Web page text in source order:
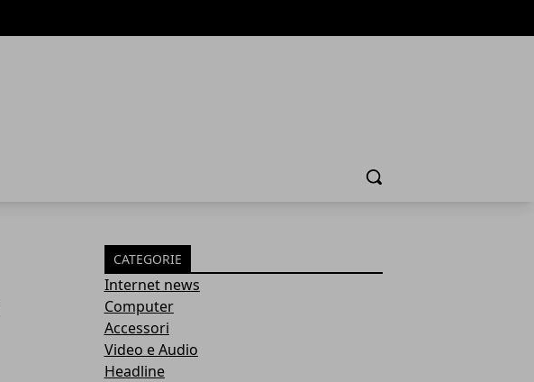
Cerca
CATEGORIE
Internet news
Computer
Accessori
Video e Audio
Headline